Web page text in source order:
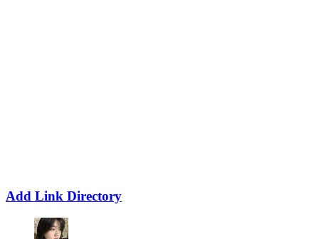
Add Link Directory